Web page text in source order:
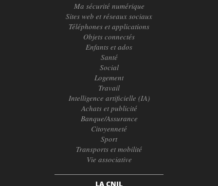
Ma sécurité numérique
Sites web et réseaux sociaux
Téléphones et applications
Objets connectés
Enfants et ados
Santé
Social
Logement
Travail
Intelligence artificielle (IA)
Achats et publicité
Banque/Assurance
Citoyenneté
Sport
Transports et mobilité
Vie associative
LA CNIL